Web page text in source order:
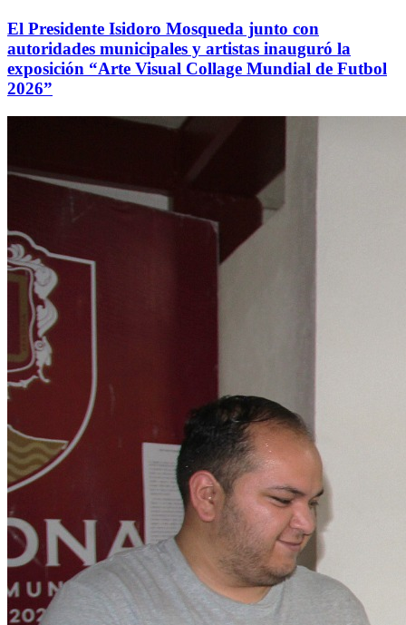
El Presidente Isidoro Mosqueda junto con
autoridades municipales y artistas inauguró la
exposición “Arte Visual Collage Mundial de Futbol
2026”